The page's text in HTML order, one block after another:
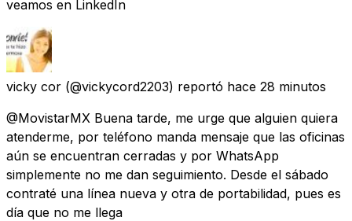
veamos en LinkedIn
vicky cor (@vickycord2203) reportó hace 28 minutos
@MovistarMX Buena tarde, me urge que alguien quiera
atenderme, por teléfono manda mensaje que las oficinas
aún se encuentran cerradas y por WhatsApp
simplemente no me dan seguimiento. Desde el sábado
contraté una línea nueva y otra de portabilidad, pues es
día que no me llega